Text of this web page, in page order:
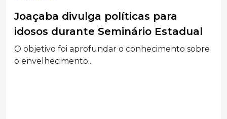
Polícia Militar cumpre mandado de
prisão por furto qualificado em
Herval d’Oeste
Homem de 53 anos foi localizado durante